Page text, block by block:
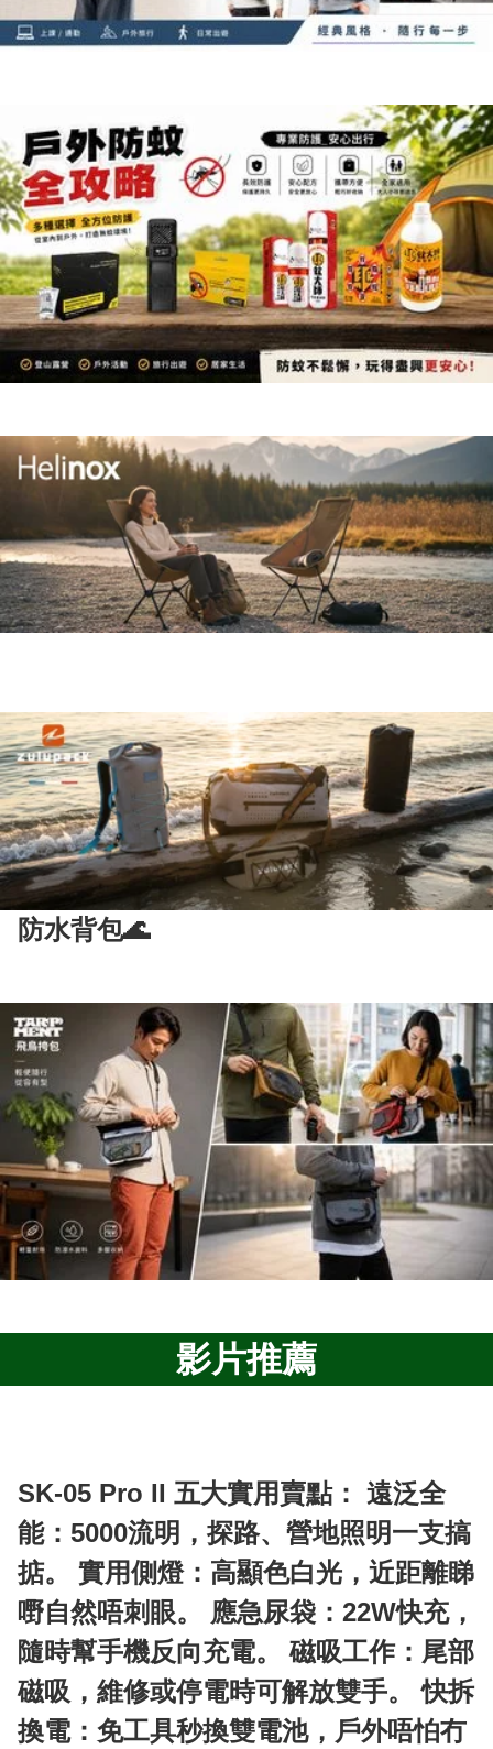
防水背包🌊
影片推薦
SK-05 Pro II 五大實用賣點： 遠泛全
能：5000流明，探路、營地照明一支搞
掂。 實用側燈：高顯色白光，近距離睇
嘢自然唔刺眼。 應急尿袋：22W快充，
隨時幫手機反向充電。 磁吸工作：尾部
磁吸，維修或停電時可解放雙手。 快拆
換電：免工具秒換雙電池，戶外唔怕冇